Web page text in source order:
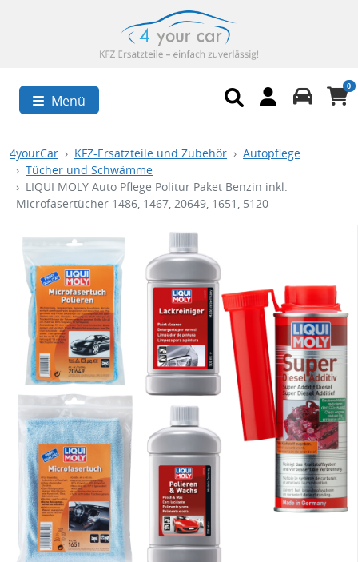
Menü
0
4yourCar KFZ-Ersatzteile und Zubehör
Autopflege
Tücher und Schwämme
LIQUI MOLY Auto Pflege Politur Paket Benzin inkl.
Microfasertücher 1486, 1467, 20649, 1651, 5120